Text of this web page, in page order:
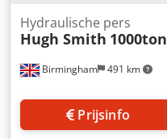
Birmingham 491 km
Hydraulische pers
Hugh Smith 1000ton
Prijsinfo